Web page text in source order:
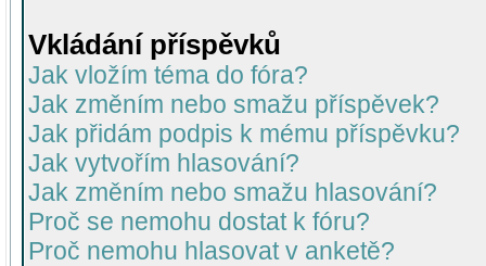
Vkládání příspěvků
Jak vložím téma do fóra?
Jak změním nebo smažu příspěvek?
Jak přidám podpis k mému příspěvku?
Jak vytvořím hlasování?
Jak změním nebo smažu hlasování?
Proč se nemohu dostat k fóru?
Proč nemohu hlasovat v anketě?